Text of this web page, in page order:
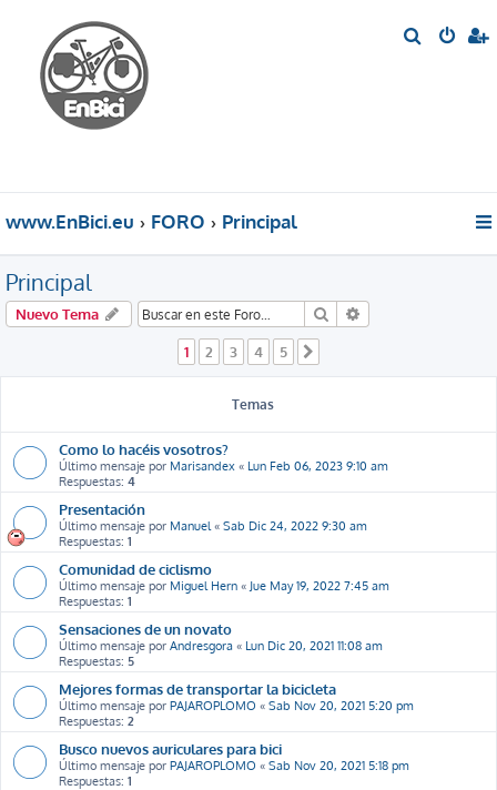
www.EnBici.eu FORO Principal
Principal
Nuevo Tema Buscar
1 2 3 4 5
Temas
Como lo hacéis vosotros?
Último mensaje por Marisandex « Lun Feb 06, 2023 9:10 am
Respuestas: 4
Presentación
Último mensaje por Manuel« Sab Dic 24, 2022 9:30 am
Respuestas: 1
Comunidad de ciclismo
Último mensaje por Miguel Hern « Jue May 19, 2022 7:45 am
Respuestas: 1
Sensaciones de un novato
Último mensaje por Andresgora « Lun Dic 20, 2021 11:08 am
Respuestas: 5
Mejores formas de transportar la bicicleta
Último mensaje por PAJAROPLOMO « Sab Nov 20, 2021 5:20 pm
Respuestas: 2
Busco nuevos auriculares para bici
Último mensaje por PAJAROPLOMO « Sab Nov 20, 2021 5:18 pm
Respuestas: 1